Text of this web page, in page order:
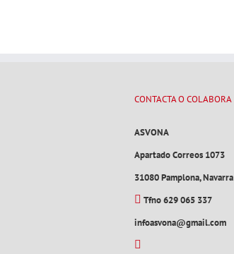
CONTACTA O COLABORA
ASVONA
Apartado Correos 1073
31080 Pamplona, Navarra
Tfno 629 065 337
infoasvona@gmail.com